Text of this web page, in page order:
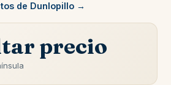
de Dunlopillo →
precio